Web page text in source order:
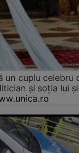
un cuplu celebru
și soția lui